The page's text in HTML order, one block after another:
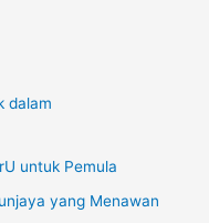
dalam
untuk Pemula
yang Menawan